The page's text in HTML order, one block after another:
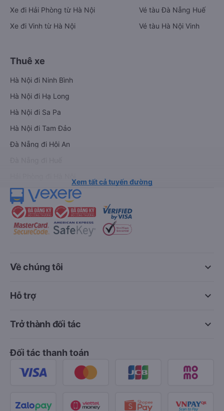
Xe đi Hải Phòng từ Hà Nội
Xe đi Vinh từ Hà Nội
Vé tàu Đà Nẵng Huế
Vé tàu Hà Nội Vinh
Thuê xe
Hà Nội đi Ninh Bình
Hà Nội đi Hạ Long
Hà Nội đi Sa Pa
Hà Nội đi Tam Đảo
Đà Nẵng đi Hội An
Xem tất cả tuyến đường
keyboard_arrow_down
Về chúng tôi
keyboard_arrow_down
Hỗ trợ
keyboard_arrow_down
Trở thành đối tác
Đối tác thanh toán